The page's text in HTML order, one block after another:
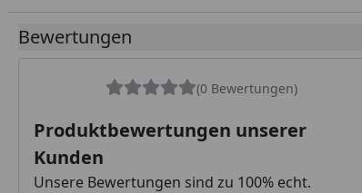
Bewertungen
(0 Bewertungen)
Produktbewertungen unserer
Kunden
Unsere Bewertungen sind zu 100% echt.